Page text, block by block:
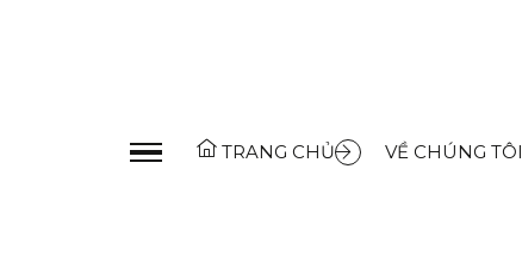
TRANG CHỦ VỀ CHÚNG TÔI